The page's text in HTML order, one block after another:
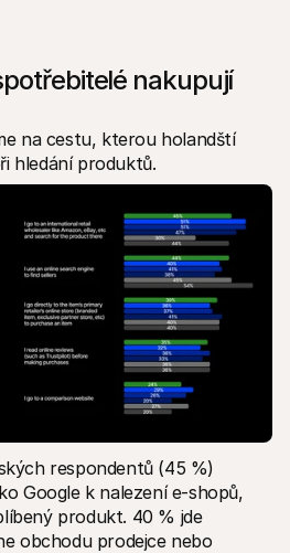
nakupují
na cestu, kterou holandští
hledání produktů.
respondentů (45 %)
Google k nalezení e-shopů,
produkt. 40 % jde
obchodu prodejce nebo